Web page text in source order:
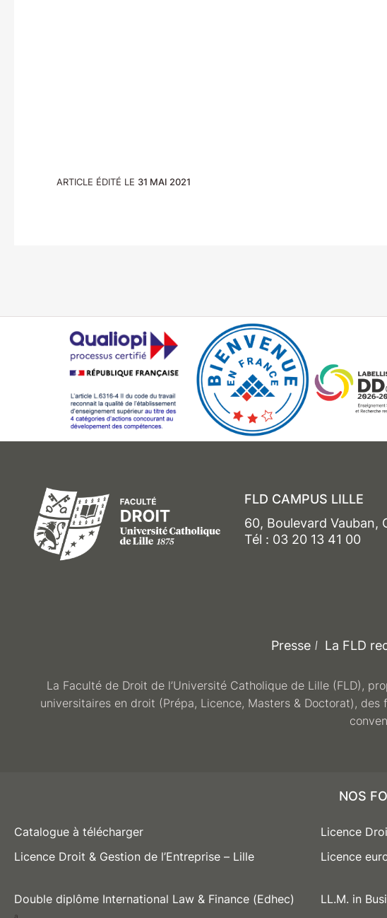
ARTICLE ÉDITÉ LE 31 MAI 2021
FLD CAMPUS LILLE
60, Boulevard Vauban,
Tél : 03 20 13 41 00
Presse La FLD
La Faculté de Droit de l’Université Catholique de Lille (FLD),
universitaires en droit (Prépa, Licence, Masters & Doctorat),
NOS
Catalogue à télécharger Licence
Licence Droit & Gestion de l’Entreprise – Lille
Licence
Double diplôme International Law & Finance (Edhec)
LL.M. in
a